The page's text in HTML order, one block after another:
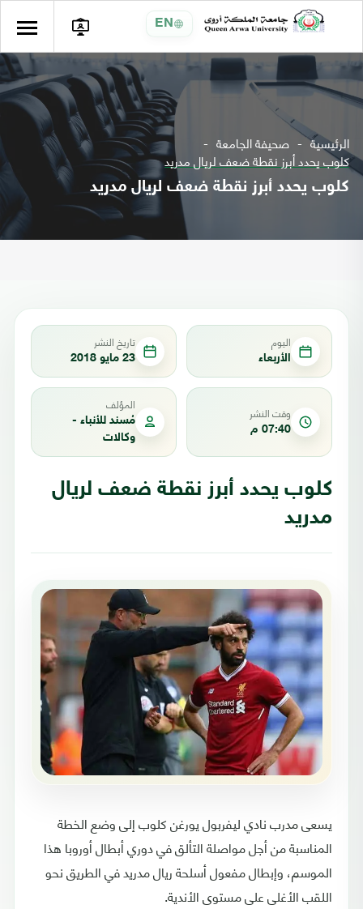
EN
الرئيسية صحيفة الجامعة
كلوب يحدد أبرز نقطة ضعف لريال مدريد
كلوب يحدد أبرز نقطة ضعف لريال مدريد
اليوم
الأربعاء
تاريخ النشر
23 مايو 2018
وقت النشر
07:40 م
المؤلف
مُسند للأنباء -
وكالات
كلوب يحدد أبرز نقطة ضعف لريال
مدريد
يسعى مدرب نادي ليفربول يورغن كلوب إلى وضع الخطة
المناسبة من أجل مواصلة التألق في دوري أبطال أوروبا هذا
الموسم، وإبطال مفعول أسلحة ريال مدريد في الطريق نحو
اللقب الأغلى على مستوى الأندية.